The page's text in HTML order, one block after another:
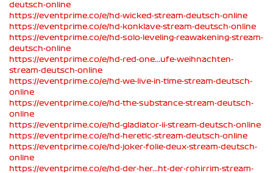
deutsch-online
https://eventprime.co/e/hd-wicked-stream-deutsch-online
https://eventprime.co/e/hd-konklave-stream-deutsch-online
https://eventprime.co/e/hd-solo-leveling-reawakening-stream-
deutsch-online
https://eventprime.co/e/hd-red-one...ufe-weihnachten-
stream-deutsch-online
https://eventprime.co/e/hd-we-live-in-time-stream-deutsch-
online
https://eventprime.co/e/hd-the-substance-stream-deutsch-
online
https://eventprime.co/e/hd-gladiator-ii-stream-deutsch-online
https://eventprime.co/e/hd-heretic-stream-deutsch-online
https://eventprime.co/e/hd-joker-folie-deux-stream-deutsch-
online
https://eventprime.co/e/hd-der-her...ht-der-rohirrim-stream-